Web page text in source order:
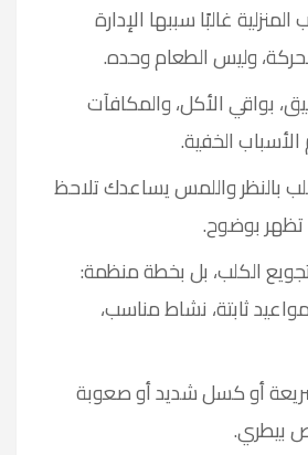
غالبًا سببها الإدارة
وليس الطعام وحده.
بواقي الأكل، والمكافآت
الخفية.
بالنظر واللمس يساعدك تلاحظ
بوضوح.
الكلب، بل بخطة منظمة:
ثابتة، نشاط مناسب،
أو كسل شديد أو صعوبة
بيطري.